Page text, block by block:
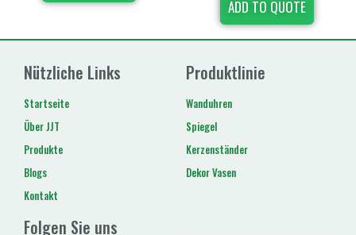
ADD TO QUOTE
Nützliche Links
Startseite
Über JJT
Produkte
Blogs
Kontakt
Produktlinie
Wanduhren
Spiegel
Kerzenständer
Dekor Vasen
Folgen Sie uns